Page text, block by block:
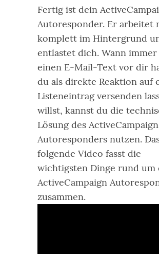
Fertig ist dein
Autoresponder. Er arbeitet
komplett im Hintergrund
entlastet dich. Wann immer
einen E-Mail-Text vor dir
du als direkte Reaktion auf
Listeneintrag versenden
willst, kannst du die
Lösung des ActiveCampaign
Autoresponders nutzen.
folgende Video fasst die
wichtigsten Dinge rund um
ActiveCampaign
zusammen.